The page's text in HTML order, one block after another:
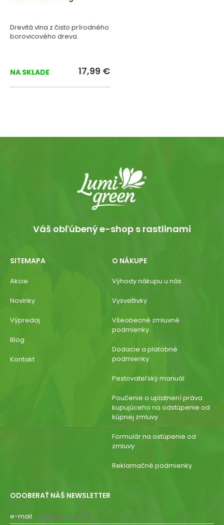
Drevitá vlna z čisto prírodného
borovicového dreva.
NA SKLADE 17,99 €
Váš obľúbený e-shop s rastlinami
SITEMAPA
Akcie
Novinky
Výpredaj
Blog
Kontakt
O NÁKUPE
Výhody nákupu u nás
Vysvetlivky
Všeobecné zmluvné
podmienky
Dodacie a platobné
podmienky
Pestovateľský manuál
Poučenie o uplatnení práva
kupujúceho na odstúpenie od
kúpnej zmluvy
Formulár na ostúpenie od
zmluvy
Reklamačné podmienky
ODOBERAŤ NÁŠ NEWSLETTER
e-mail